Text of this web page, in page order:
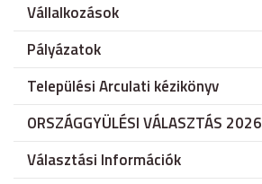
Vállalkozások
Pályázatok
Települési Arculati kézikönyv
ORSZÁGGYÜLÉSI VÁLASZTÁS 2026
Választási Információk